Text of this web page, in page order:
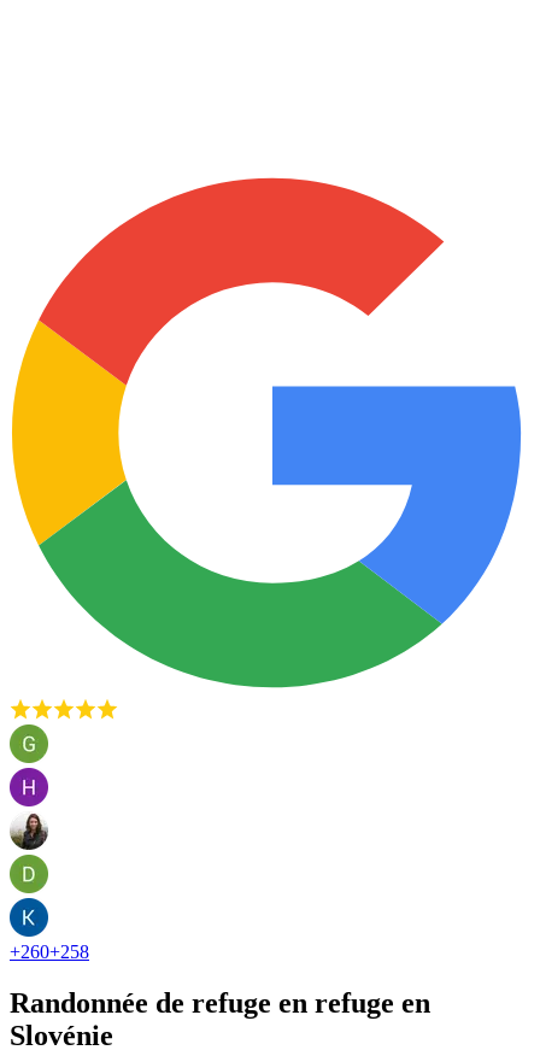
+260+258
Randonnée de refuge en refuge en
Slovénie